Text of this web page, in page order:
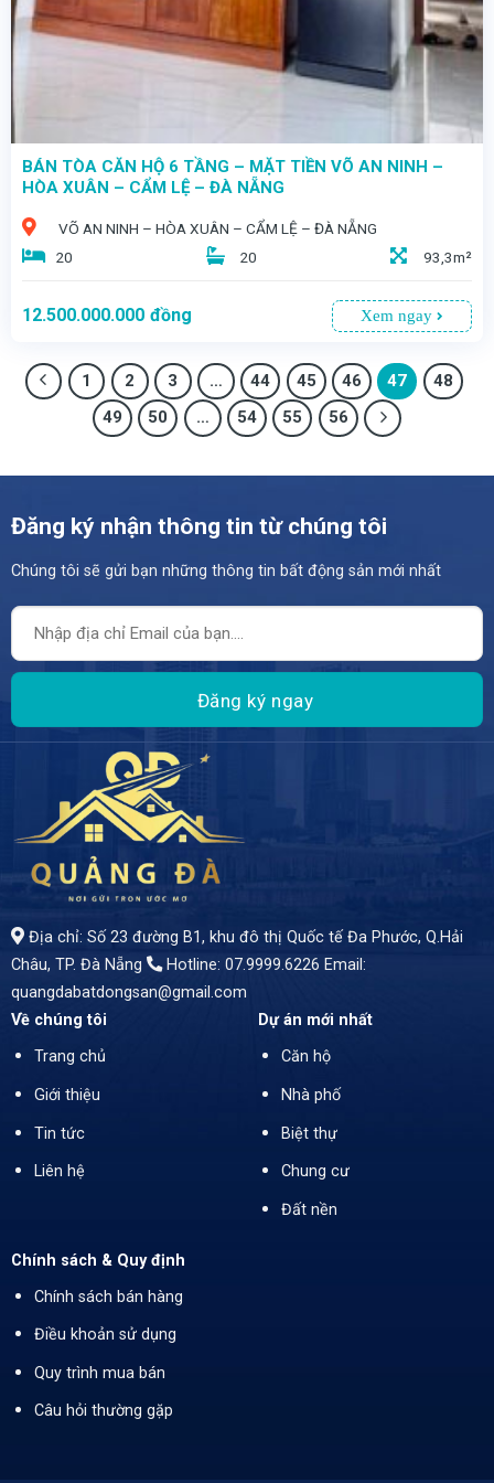
BÁN TÒA CĂN HỘ 6 TẦNG – MẶT TIỀN VÕ AN NINH –
HÒA XUÂN – CẨM LỆ – ĐÀ NẴNG
VÕ AN NINH – HÒA XUÂN – CẨM LỆ – ĐÀ NẴNG
20
20 93,3m²
12.500.000.000 đồng Xem ngay
1 2 3 … 44 45 46 47
48
49
50 … 54 55 56
Đăng ký nhận thông tin từ chúng tôi
Chúng tôi sẽ gửi bạn những thông tin bất động sản mới nhất
Địa chỉ: Số 23 đường B1, khu đô thị Quốc tế Đa Phước, Q.Hải
Châu, TP. Đà Nẵng
Hotline: 07.9999.6226 Email:
quangdabatdongsan@gmail.com
Về chúng tôi
Trang chủ
Giới thiệu
Tin tức
Liên hệ
Dự án mới nhất
Căn hộ
Nhà phố
Biệt thự
Chung cư
Đất nền
Chính sách & Quy định
Chính sách bán hàng
Điều khoản sử dụng
Quy trình mua bán
Câu hỏi thường gặp